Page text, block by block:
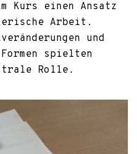
einen Ansatz
Arbeit.
und
spielten
Rolle.